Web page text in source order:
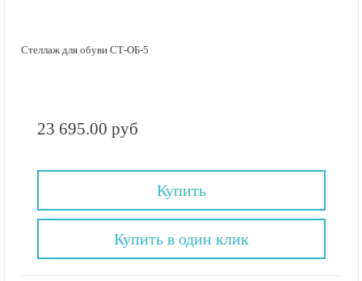
Стеллаж для обуви СТ-ОБ-5
23 695.00 руб
Купить
Купить в один клик